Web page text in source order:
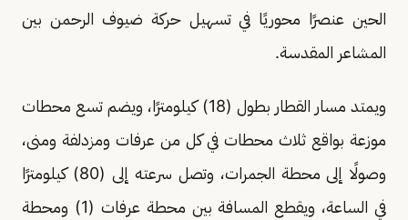
الحين عنصرًا محوريًا في تسهيل حركة ضيوف الرحمن بين
المشاعر المقدسة.
ويمتد مسار القطار بطول (18) كيلومترًا، ويضم تسع محطات
موزعة بواقع ثلاث محطات في كل من عرفات ومزدلفة ومنى،
وصولًا إلى محطة الجمرات، وتصل سرعته إلى (80) كيلومترًا
في الساعة، ويقطع المسافة بين محطة عرفات (1) ومحطة